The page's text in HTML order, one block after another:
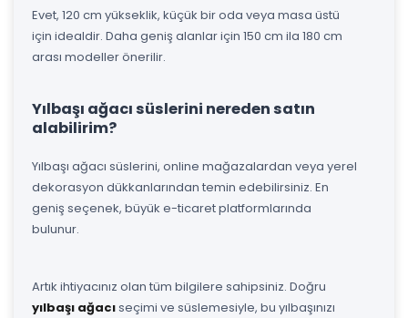
Evet, 120 cm yükseklik, küçük bir oda veya masa üstü
için idealdir. Daha geniş alanlar için 150 cm ila 180 cm
arası modeller önerilir.
Yılbaşı ağacı süslerini nereden satın
alabilirim?
Yılbaşı ağacı süslerini, online mağazalardan veya yerel
dekorasyon dükkanlarından temin edebilirsiniz. En
geniş seçenek, büyük e-ticaret platformlarında
bulunur.
Artık ihtiyacınız olan tüm bilgilere sahipsiniz. Doğru
yılbaşı ağacıseçimi ve süslemesiyle, bu yılbaşınızı